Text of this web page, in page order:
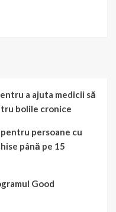
a ajuta medicii să
bolile cronice
persoane cu
până pe 15
Good